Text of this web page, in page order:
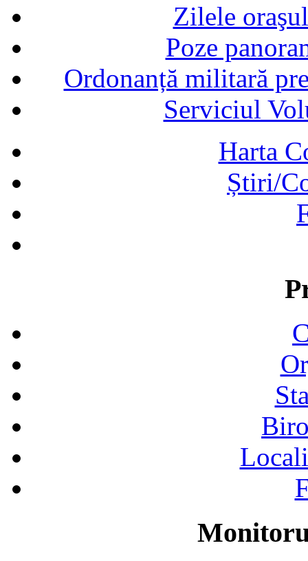
Zilele
Poze
Ordonanță militară
Serviciul
Harta
Știri/